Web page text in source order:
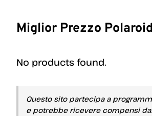
Miglior Prezzo
No products found.
Questo sito partecipa a
e potrebbe ricevere compensi